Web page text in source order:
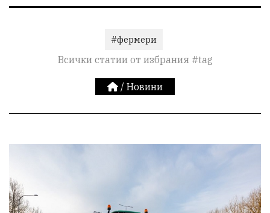
#фермери
Всички статии от избрания #tag
/ Новини